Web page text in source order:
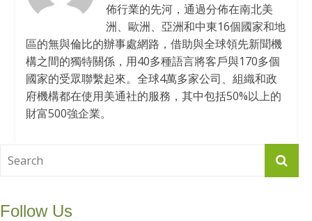
佈行業的先河，通過分佈在南北美
洲、歐洲、亞洲和中東16個國家和地
區的無與倫比的辦事處網路，借助與全球領先新聞機
構之間的獨特關係，用40多種語言將客戶與170多個
國家的受眾聯繫起來。全球4萬多家公司、組織和政
府機構都在使用美通社的服務，其中包括50%以上的
財富500強企業。
Follow Us